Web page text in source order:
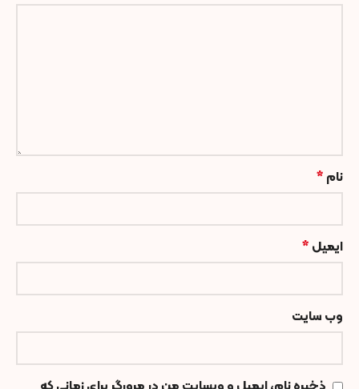
نام *
ایمیل *
وب‌ سایت